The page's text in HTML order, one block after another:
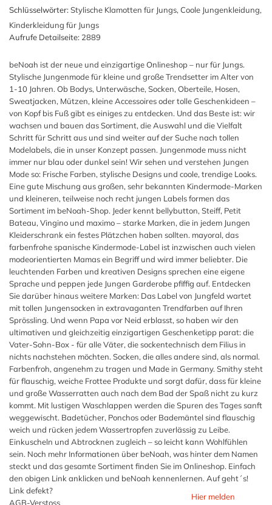
Schlüsselwörter: Stylische Klamotten für Jungs, Coole Jungenkleidung,
Kinderkleidung für Jungs
Aufrufe Detailseite: 2889
beNoah ist der neue und einzigartige Onlineshop – nur für Jungs.
Stylische Jungenmode für kleine und große Trendsetter im Alter von
1-10 Jahren. Ob Bodys, Unterwäsche, Socken, Oberteile, Hosen,
Sweatjacken, Mützen, kleine Accessoires oder tolle Geschenkideen –
von Kopf bis Fuß gibt es einiges zu entdecken. Und das Beste ist: wir
wachsen und bauen das Sortiment, die Auswahl und die Vielfalt
Schritt für Schritt aus und sind weiter auf der Suche nach tollen
Modelabels, die in unser Konzept passen. Jungenmode muss nicht
immer nur blau oder dunkel sein! Wir sehen und verstehen Jungen
Mode so: Frische Farben, stylische Designs und coole, trendige Looks.
Eine gute Mischung aus großen, sehr bekannten Kindermode-Marken
und kleineren, teilweise noch recht jungen Labels formen das
Sortiment im beNoah-Shop. Jeder kennt bellybutton, Steiff, Petit
Bateau, Vingino und maximo – starke Marken, die in jedem Jungen
Kleiderschrank ein festes Plätzchen haben sollten. mayoral, das
farbenfrohe spanische Kindermode-Label ist inzwischen auch vielen
modeorientierten Mamas ein Begriff und wird immer beliebter. Die
leuchtenden Farben und kreativen Designs sprechen eine eigene
Sprache und peppen jede Jungen Garderobe pfiffig auf. Entdecken
Sie darüber hinaus weitere Marken: Das Label von Jungfeld wartet
mit tollen Jungensocken in extravaganten Trendfarben auf Ihren
Sprössling. Und wenn Papa vor Neid erblasst, so haben wir den
ultimativen und gleichzeitig einzigartigen Geschenketipp parat: die
Vater-Sohn-Box - für alle Väter, die sockentechnisch dem Filius in
nichts nachstehen möchten. Socken, die alles andere sind, als normal.
Farbenfroh, angenehm zu tragen und Made in Germany. Smithy steht
für flauschig, weiche Frottee Produkte und sorgt dafür, dass für kleine
und große Wasserratten auch nach dem Bad der Spaß nicht zu kurz
kommt. Mit lustigen Waschlappen werden die Spuren des Tages sanft
weggewischt. Badetücher, Ponchos oder Bademäntel sind flauschig
weich und rücken jedem Wassertropfen zuverlässig zu Leibe.
Einkuscheln und Abtrocknen zugleich – so leicht kann Wohlfühlen
sein. Noch mehr Informationen über beNoah, was hinter dem Namen
steckt und das gesamte Sortiment finden Sie im Onlineshop. Einfach
den obigen Link anklicken und beNoah kennenlernen. Auf geht´s!
Link defekt?
AGB-Verstoss
Hier melden